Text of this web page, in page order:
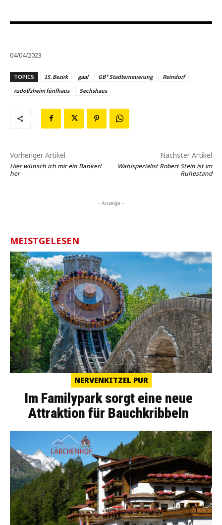
04/04/2023
TOPICS 15. Bezirk gaal GB* Stadterneuerung
Reindorf
rudolfsheim fünfhaus
Sechshaus
Vorheriger Artikel
Hier wünsch ich mir ein Bankerl
her
Nächster Artikel
Wahlspezialist Robert Stein ist im
Ruhestand
- Anzeige -
MEISTGELESEN
NERVENKITZEL PUR
Im Familypark sorgt eine neue
Attraktion für Bauchkribbeln